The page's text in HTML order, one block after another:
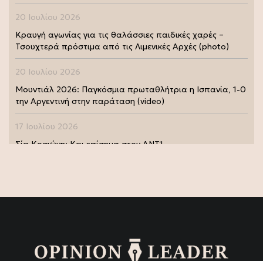
20 Ιουλίου 2026
Κραυγή αγωνίας για τις θαλάσσιες παιδικές χαρές –
Τσουχτερά πρόστιμα από τις Λιμενικές Αρχές (photo)
20 Ιουλίου 2026
Μουντιάλ 2026: Παγκόσμια πρωταθλήτρια η Ισπανία, 1-0
την Αργεντινή στην παράταση (video)
17 Ιουλίου 2026
Σία Κοσιώνη: Και επίσημα στον ΑΝΤ1
της Μάρως Κοντού (photo)
Μάρω Κοντού: Πέθανε η σπουδαία ηθοποιός (video)